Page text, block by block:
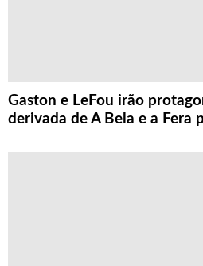
Gaston e LeFou irão
derivada de A Bela e a Fera